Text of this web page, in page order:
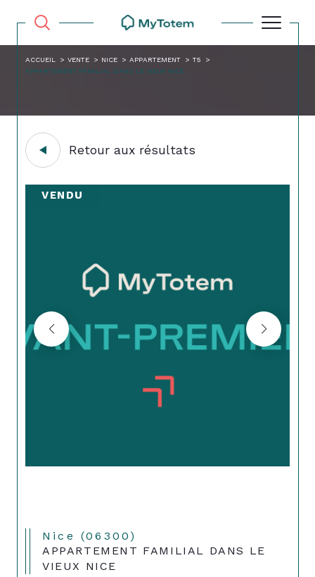
ACCUEIL VENTE NICE APPARTEMENT
T5
APPARTEMENT FAMILIAL DANS LE VIEUX NICE
Retour aux résultats
VENDU
Nice (06300)
APPARTEMENT FAMILIAL DANS LE
VIEUX NICE